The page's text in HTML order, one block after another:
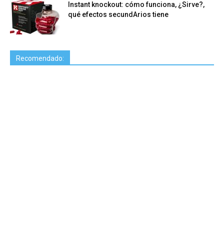
Instant knockout: cómo funciona, ¿Sirve?,
qué efectos secundArios tiene
Recomendado: